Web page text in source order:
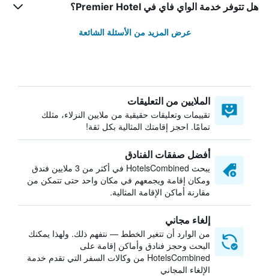
هل تتوفر خدمة الواي فاي في Premier Hotel؟
عرض المزيد من الأسئلة الشائعة
الملايين من التعليقات
تقييمات وتعليقات حقيقية من ملايين النزلاء، مثلك
تمامًا. احجز إقامتك المثالية بكل ثقة!
أفضل صفقات الفنادق
يبحث HotelsCombined في أكثر من 3 ملايين فندق
ومكان إقامة ويجمعهم في مكان واحد حتى تتمكن من
مقارنة أماكن الإقامة المثالية.
إلغاء مجاني
من الوارد أن تتغير الخطط — نتفهم ذلك. ولهذا يمكنك
البحث وحجز فنادق وأماكن إقامة على
HotelsCombined من وكالات السفر التي تقدم خدمة
الإلغاء المجاني